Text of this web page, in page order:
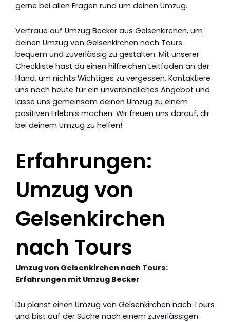
gerne bei allen Fragen rund um deinen Umzug.
Vertraue auf Umzug Becker aus Gelsenkirchen, um
deinen Umzug von Gelsenkirchen nach Tours
bequem und zuverlässig zu gestalten. Mit unserer
Checkliste hast du einen hilfreichen Leitfaden an der
Hand, um nichts Wichtiges zu vergessen. Kontaktiere
uns noch heute für ein unverbindliches Angebot und
lasse uns gemeinsam deinen Umzug zu einem
positiven Erlebnis machen. Wir freuen uns darauf, dir
bei deinem Umzug zu helfen!
Erfahrungen:
Umzug von
Gelsenkirchen
nach Tours
Umzug von Gelsenkirchen nach Tours:
Erfahrungen mit Umzug Becker
Du planst einen Umzug von Gelsenkirchen nach Tours
und bist auf der Suche nach einem zuverlässigen